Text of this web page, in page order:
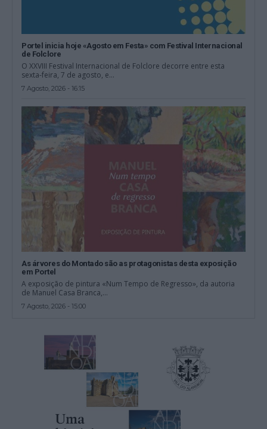
Portel inicia hoje «Agosto em Festa» com Festival Internacional
de Folclore
O XXVIII Festival Internacional de Folclore decorre entre esta
sexta-feira, 7 de agosto, e...
7 Agosto, 2026 - 16:15
As árvores do Montado são as protagonistas desta exposição
em Portel
A exposição de pintura «Num Tempo de Regresso», da autoria
de Manuel Casa Branca,...
7 Agosto, 2026 - 15:00